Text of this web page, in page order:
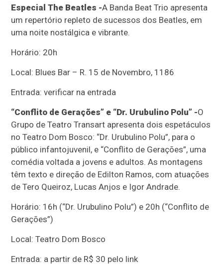
Especial The Beatles -A Banda Beat Trio apresenta
um repertório repleto de sucessos dos Beatles, em
uma noite nostálgica e vibrante.
Horário: 20h
Local: Blues Bar – R. 15 de Novembro, 1186
Entrada: verificar na entrada
“Conflito de Gerações” e “Dr. Urubulino Polu” -O
Grupo de Teatro Transart apresenta dois espetáculos
no Teatro Dom Bosco: “Dr. Urubulino Polu”, para o
público infantojuvenil, e “Conflito de Gerações”, uma
comédia voltada a jovens e adultos. As montagens
têm texto e direção de Edilton Ramos, com atuações
de Tero Queiroz, Lucas Anjos e Igor Andrade.
Horário: 16h (“Dr. Urubulino Polu”) e 20h (“Conflito de
Gerações”)
Local: Teatro Dom Bosco
Entrada: a partir de R$ 30 pelo link